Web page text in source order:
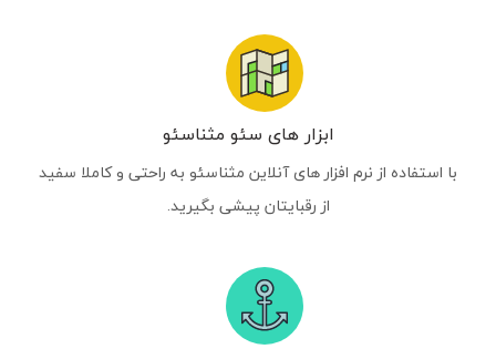
ابزار های سئو مثناسئو
با استفاده از نرم افزار های آنلاین مثناسئو به راحتی و کاملا سفید
از رقبایتان پیشی بگیرید.